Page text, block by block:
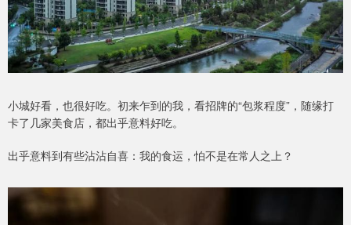
小城好看，也很好吃。初来乍到的我，看招牌的“包浆程度”，随缘打
卡了几家美食店，都出乎意料好吃。
出乎意料到有些沾沾自喜：我的食运，怕不是在常人之上？